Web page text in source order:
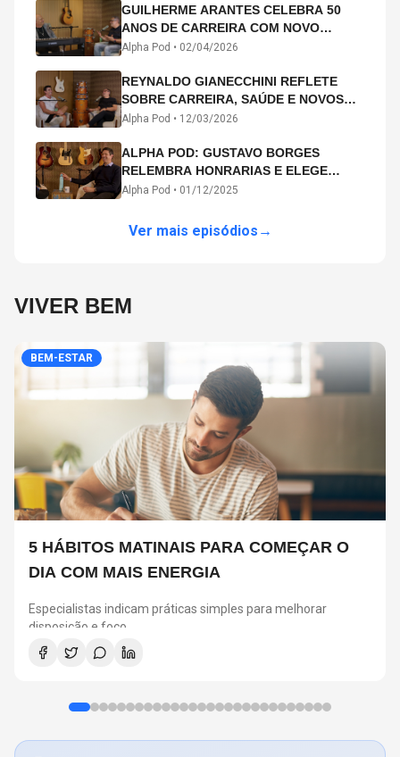
acompanham até hoje, quase trinta anos mais tarde:
"Bem Querer" e "Minha Menina". Em 2026, o astro
segue com o […]
GUILHERME ARANTES CELEBRA 50
ANOS DE CARREIRA COM NOVO
ÁLBUM INTERDIMENSIONAL E TURNÊ
Alpha Pod • 02/04/2026
REYNALDO GIANECCHINI REFLETE
SOBRE CARREIRA, SAÚDE E NOVOS
CAMINHOS ARTÍSTICOS NO ALPHA
Alpha Pod • 12/03/2026
ALPHA POD: GUSTAVO BORGES
RELEMBRA HONRARIAS E ELEGE
MICHAEL PHELPS O MAIOR ATLETA DA
Alpha Pod • 01/12/2025
Ver mais episódios →
VIVER BEM
BEM-ESTAR
5 HÁBITOS MATINAIS PARA COMEÇAR O
DIA COM MAIS ENERGIA
Especialistas indicam práticas simples para melhorar
disposição e foco